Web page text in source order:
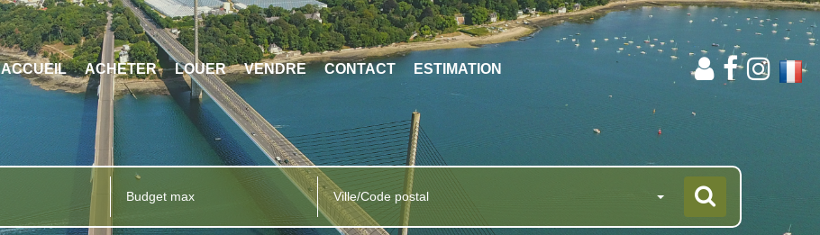
ACCUEIL ACHETER LOUER VENDRE CONTACT ESTIMATION
Ville/Code postal